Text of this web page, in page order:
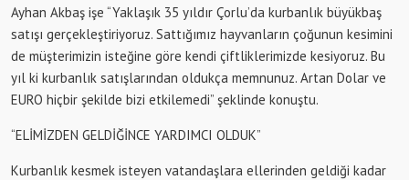
Ayhan Akbaş işe “Yaklaşık 35 yıldır Çorlu’da kurbanlık büyükbaş
satışı gerçekleştiriyoruz. Sattığımız hayvanların çoğunun kesimini
de müşterimizin isteğine göre kendi çiftliklerimizde kesiyoruz. Bu
yıl ki kurbanlık satışlarından oldukça memnunuz. Artan Dolar ve
EURO hiçbir şekilde bizi etkilemedi” şeklinde konuştu.
“ELİMİZDEN GELDİĞİNCE YARDIMCI OLDUK”
Kurbanlık kesmek isteyen vatandaşlara ellerinden geldiği kadar